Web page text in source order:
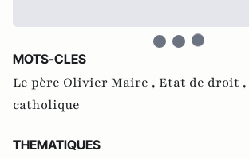
MOTS-CLES
Le père Olivier Maire , Etat de droit ,
catholique
THEMATIQUES